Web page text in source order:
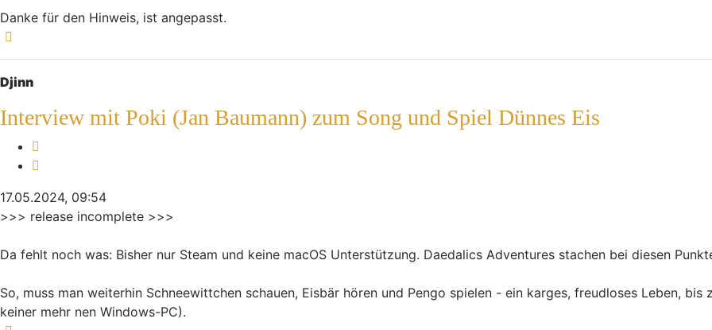
Danke für den Hinweis, ist angepasst.
Djinn
Interview mit Poki (Jan Baumann) zum Song und Spiel Dünnes Eis
17.05.2024, 09:54
>>> release incomplete >>>
Da fehlt noch was: Bisher nur Steam und keine macOS Unterstützung. Daedalics Adventures stachen bei diesen
So, muss man weiterhin Schneewittchen schauen, Eisbär hören und Pengo spielen - ein karges, freudloses Leben,
keiner mehr nen Windows-PC).